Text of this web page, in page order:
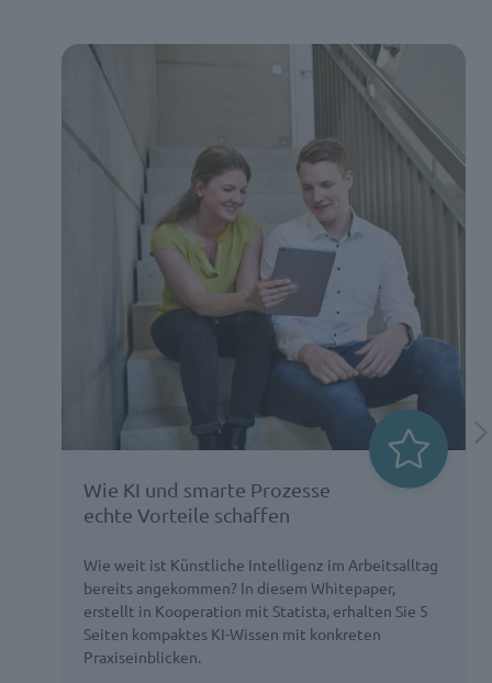
Wie KI und smarte Prozesse
echte Vorteile schaffen
Wie weit ist Künstliche Intelligenz im Arbeitsalltag
bereits angekommen? In diesem Whitepaper,
erstellt in Kooperation mit Statista, erhalten Sie 5
Seiten kompaktes KI-Wissen mit konkreten
Praxiseinblicken.